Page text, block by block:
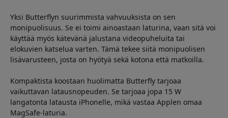
Yksi Butterflyn suurimmista vahvuuksista on sen
monipuolisuus. Se ei toimi ainoastaan laturina, vaan sitä voi
käyttää myös kätevänä jalustana videopuheluita tai
elokuvien katselua varten. Tämä tekee siitä monipuolisen
lisävarusteen, josta on hyötyä sekä kotona että matkoilla.
Kompaktista koostaan huolimatta Butterfly tarjoaa
vaikuttavan latausnopeuden. Se tarjoaa jopa 15 W
langatonta latausta iPhonelle, mikä vastaa Applen omaa
MagSafe-laturia.